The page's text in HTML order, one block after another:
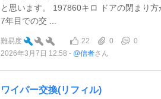
と思います。 197860キロ ドアの閉まり
7年目での交 ...
難易度 22 0
0
2026年3月7日 12:58
@信者さん
ワイパー交換(リフィル)